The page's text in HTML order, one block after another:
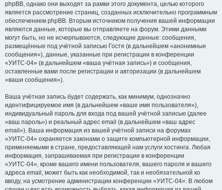
phpBB, однако они выходят за рамки этого документа, целью которого
является рассмотрение страниц, созданных исключительно программным
обеспечением phpBB. Вторым источником получения вашей информации
являются данные, которые вы отправляете на форум. Этими данными
могут быть, но не исчерпываются, следующие данные: сообщения,
размещённые под учётной записью Гостя (в дальнейшем «анонимные
сообщения»), данные, указанные при регистрации в конференции
«УИТС-04» (в дальнейшем «ваша учётная запись») и сообщения,
оставленные вами после регистрации и авторизации (в дальнейшем
«ваши сообщения»).
Ваша учётная запись будет содержать, как минимум, однозначно
идентифицируемое имя (в дальнейшем «ваше имя пользователя»),
индивидуальный пароль для входа под вашей учётной записью (далее
«ваш пароль») и реальный адрес email (в дальнейшем «ваш адрес
email»). Ваша информация из вашей учётной записи на форумах
«УИТС-04» охраняется законами о защите компьютерной информации,
применяемыми в стране, предоставляющей нам услуги хостинга. Любая
информация, запрашиваемая при регистрации в конференции
«УИТС-04», кроме вашего имени пользователя, вашего пароля и вашего
адреса email, может быть как необходимой, так и необязательной ко
вводу, на усмотрение администрации конференции «УИТС-04». В любом